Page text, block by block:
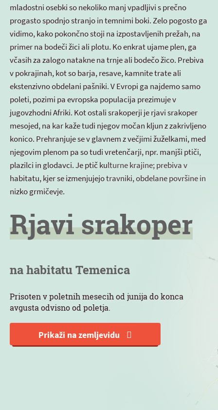
mladostni osebki so nekoliko manj vpadljivi s prečno
progasto spodnjo stranjo in temnimi boki. Zelo pogosto ga
vidimo, kako pokončno stoji na izpostavljenih prežah, na
primer na bodeči žici ali plotu. Ko enkrat ujame plen, ga
včasih za zalogo natakne na trnje ali bodečo žico. Prebiva
v pokrajinah, kot so barja, resave, kamnite trate ali
ekstenzivno obdelani pašniki. V Evropi ga najdemo samo
poleti, pozimi pa evropska populacija prezimuje v
jugovzhodni Afriki. Kot ostali srakoperji je rjavi srakoper
mesojed, na kar kaže tudi njegov močan kljun z zakrivljeno
konico. Prehranjuje se v glavnem z večjimi žuželkami, med
njegovim plenom pa so tudi vretenčarji, npr. manjši ptiči,
plazilci in glodavci. Je ptič kulturne krajine; prebiva v
habitatu, kjer se izmenjujejo travniki, obdelane površine in
nizko grmičevje.
Rjavi srakoper
na habitatu Temenica
Prisoten v poletnih mesecih od junija do konca
avgusta odvisno od poletja.
Prikaži na zemljevidu